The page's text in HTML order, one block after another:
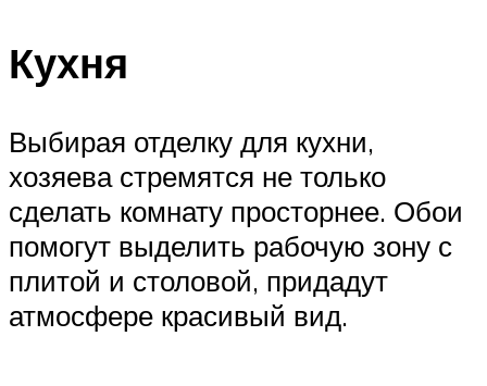
Кухня
Выбирая отделку для кухни,
хозяева стремятся не только
сделать комнату просторнее. Обои
помогут выделить рабочую зону с
плитой и столовой, придадут
атмосфере красивый вид.